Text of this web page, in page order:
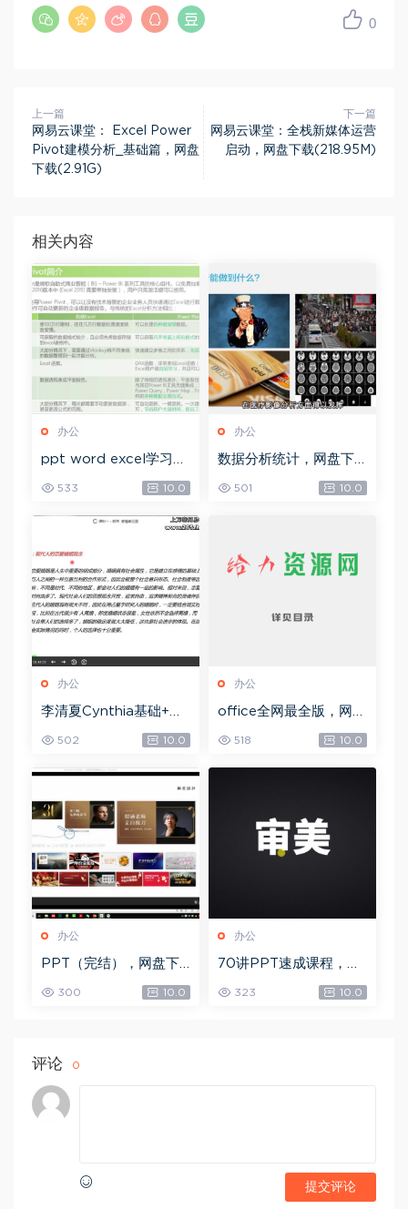
0
上一篇
网易云课堂： Excel Power
Pivot建模分析_基础篇，网盘
下载(2.91G)
下一篇
网易云课堂：全栈新媒体运营
启动，网盘下载(218.95M)
相关内容
办公
ppt word excel学习教
程，网盘下载(32.92G)
533 10.0
办公
数据分析统计，网盘下
501 10.0
办公
李清夏Cynthia基础+本
命+合盘专辑+事业专题
(视频课程+PPT讲义
Z)，网盘下载(2.63G)
502 10.0
办公
office全网最全版，网盘
518 10.0
办公
PPT（完结），网盘下
300 10.0
办公
70讲PPT速成课程，网
323 10.0
评论 0
提交评论